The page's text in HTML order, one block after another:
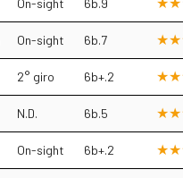
On-sight 6b.9
On-sight 6b.7
2° giro 6b+.2
N.D. 6b.5
On-sight 6b+.2